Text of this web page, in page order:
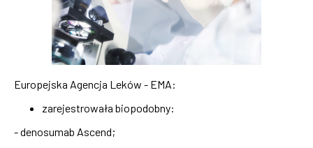
Europejska Agencja Leków - EMA:
zarejestrowała biopodobny:
- denosumab Ascend;